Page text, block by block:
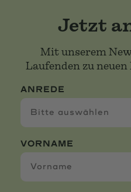
Jetzt
Mit unserem
Laufenden zu
ANREDE
VORNAME